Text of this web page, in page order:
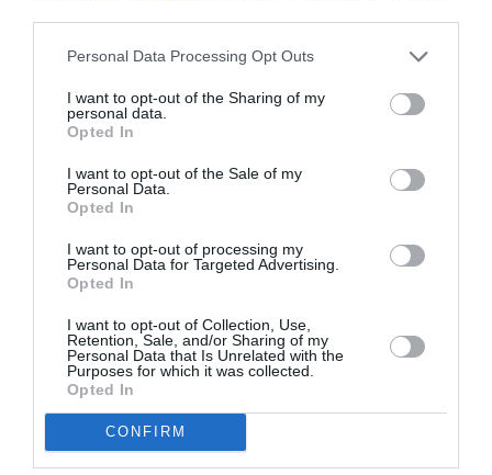
Personal Data Processing Opt Outs
I want to opt-out of the Sharing of my
personal data.
Opted In
I want to opt-out of the Sale of my
Personal Data.
Opted In
I want to opt-out of processing my
Personal Data for Targeted Advertising.
Opted In
I want to opt-out of Collection, Use,
Retention, Sale, and/or Sharing of my
Personal Data that Is Unrelated with the
Purposes for which it was collected.
Opted In
CONFIRM
Για όσους τη θυμούνται ως μέλος τωνSpice
η σημερινή Victoria Beckham είναι σχεδόν
αγνώριστη – και όχι μόνο στο στιλ. Από
τραγουδίστρια έγινε επιτυχημένη
ανέκαθεν αποτελούσε τη μεγάλη της αγάπη. Το
brand της έχει πλέον καταξιωθεί διεθνώς και
παρουσιάζει τις συλλογές του στην Εβδομάδα
Μόδας του Παρισιού, αποδεικνύοντας πως δεν
πρόκειται για ένα ακόμη «celebrity brand», αλλά
για έναν οίκο με ταυτότητα και συνέπεια.Μας
δείχνει ότι, ακόμη και σε ώριμη ηλικία, με
οικογενειακές υποχρεώσεις και
προκαταλήψεις για το«ποια είσαι»,